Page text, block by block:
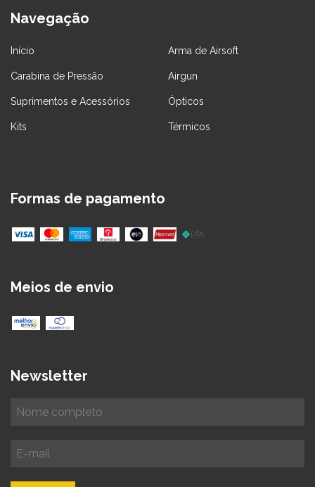
Navegação
Início Arma de Airsoft
Carabina de Pressão Airgun
Suprimentos e Acessórios Ópticos
Kits Térmicos
Formas de pagamento
Meios de envio
Newsletter